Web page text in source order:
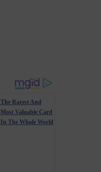
The Rarest And
Most Valuable Card
In The Whole World